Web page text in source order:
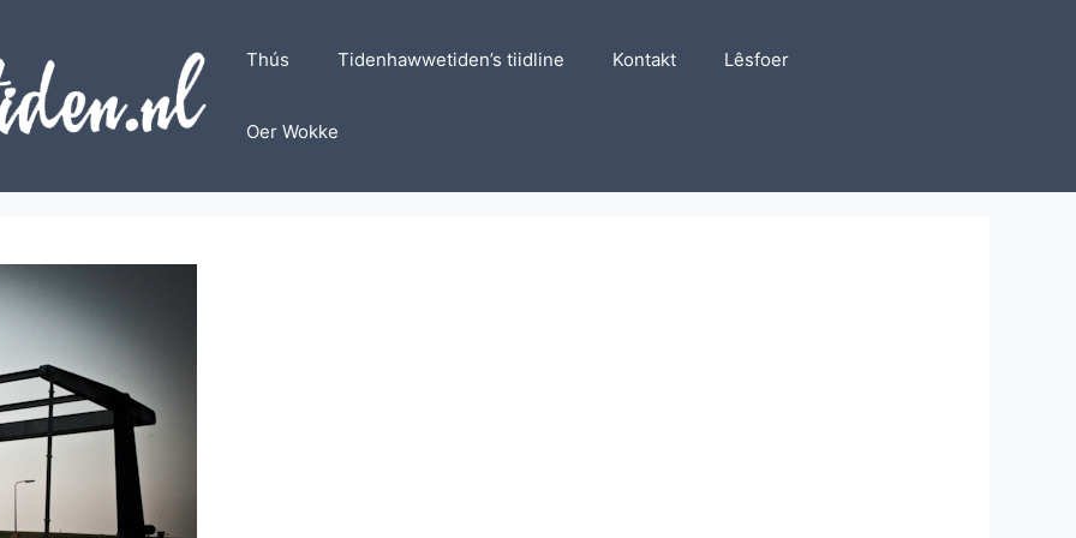
Thús Tidenhawwetiden’s tiidline Kontakt Lêsfoer
Oer Wokke